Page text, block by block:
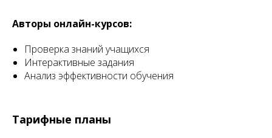
Авторы онлайн-курсов:
Проверка знаний учащихся
Интерактивные задания
Анализ эффективности обучения
Тарифные планы